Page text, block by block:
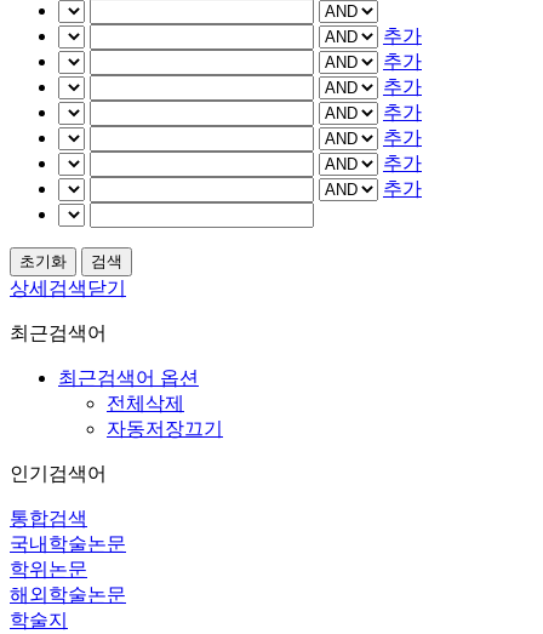
추가
추가
추가
추가
추가
추가
추가
상세검색닫기
최근검색어
최근검색어 옵션
전체삭제
자동저장끄기
인기검색어
통합검색
국내학술논문
학위논문
해외학술논문
학술지